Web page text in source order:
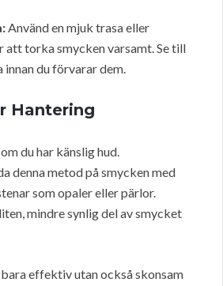
Använd en mjuk trasa eller
torka smycken varsamt. Se till
du förvarar dem.
Hantering
du har känslig hud.
denna metod på smycken med
som opaler eller pärlor.
mindre synlig del av smycket
effektiv utan också skonsam